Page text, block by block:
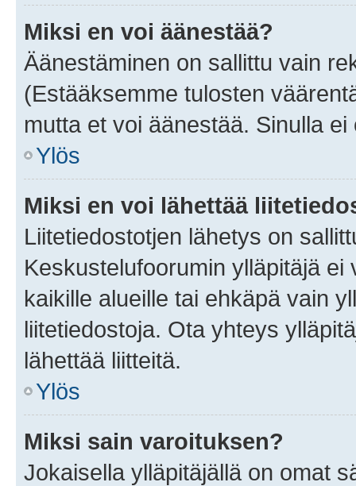
Miksi en voi äänestää?
Äänestäminen on sallittu vain
(Estääksemme tulosten
mutta et voi äänestää. Sinulla
Ylös
Miksi en voi lähettää
Liitetiedostotjen lähetys on
Keskustelufoorumin ylläpitäjä
kaikille alueille tai ehkäpä vain
liitetiedostoja. Ota yhteys
lähettää liitteitä.
Ylös
Miksi sain varoituksen?
Jokaisella ylläpitäjällä on omat